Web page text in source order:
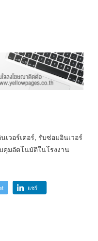
วอร์เตอร์, รับซ่อมอินเวอร์
คุมอัตโนมัติในโรงงาน
แชร์